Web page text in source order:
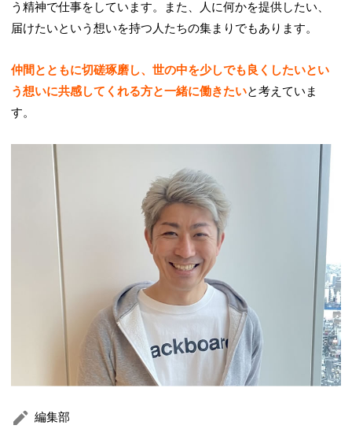
う精神で仕事をしています。また、人に何かを提供したい、
届けたいという想いを持つ人たちの集まりでもあります。
仲間とともに切磋琢磨し、世の中を少しでも良くしたいとい
う想いに共感してくれる方と一緒に働きたいと考えていま
す。
編集部